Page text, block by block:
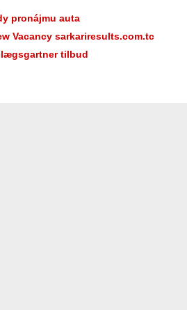
pronájmu auta
Vacancy sarkariresults.com.tc
tilbud